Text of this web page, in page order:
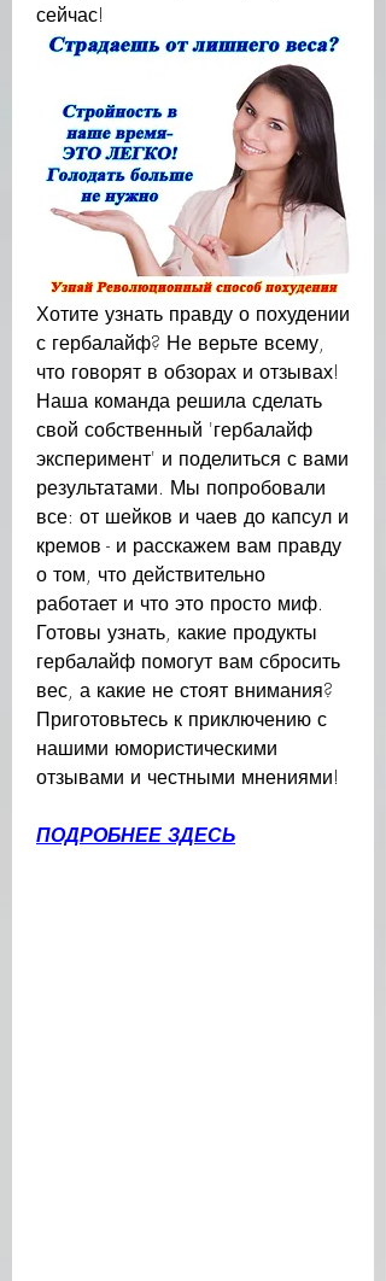
сейчас!
Хотите узнать правду о похудении
с гербалайф? Не верьте всему,
что говорят в обзорах и отзывах!
Наша команда решила сделать
свой собственный 'гербалайф
эксперимент' и поделиться с вами
результатами. Мы попробовали
все: от шейков и чаев до капсул и
кремов - и расскажем вам правду
о том, что действительно
работает и что это просто миф.
Готовы узнать, какие продукты
гербалайф помогут вам сбросить
вес, а какие не стоят внимания?
Приготовьтесь к приключению с
нашими юмористическими
отзывами и честными мнениями!
ПОДРОБНЕЕ ЗДЕСЬ